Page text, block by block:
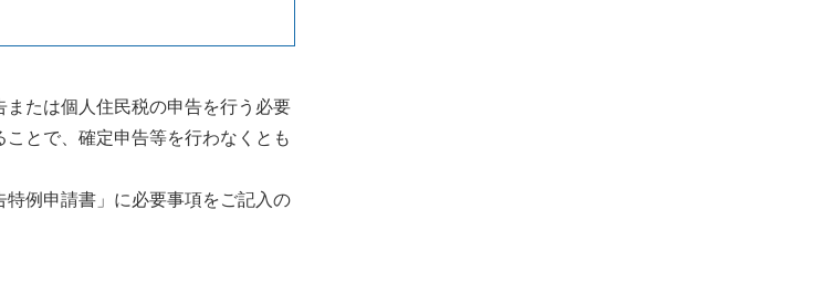
たは個人住民税の申告を行う必要
とで、確定申告等を行わなくとも
例申請書」に必要事項をご記入の